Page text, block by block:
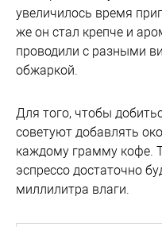
увеличилось время
же он стал крепче и
проводили с разными
обжаркой.
Для того, чтобы
советуют добавлять
каждому грамму кофе.
эспрессо достаточно
миллилитра влаги.